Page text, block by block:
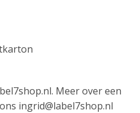
Meer over een
ingrid@label7shop.nl